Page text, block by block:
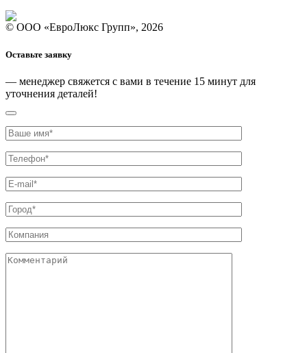
© ООО «ЕвроЛюкс Групп», 2026
Оставьте заявку
— менеджер свяжется с вами в течение 15 минут для
уточнения деталей!